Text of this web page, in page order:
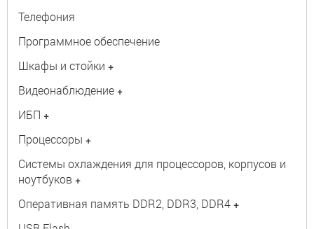
Телефония
Программное обеспечение
Шкафы и стойки +
Видеонаблюдение +
ИБП +
Процессоры +
Системы охлаждения для процессоров, корпусов и
ноутбуков +
Оперативная память DDR2, DDR3, DDR4 +